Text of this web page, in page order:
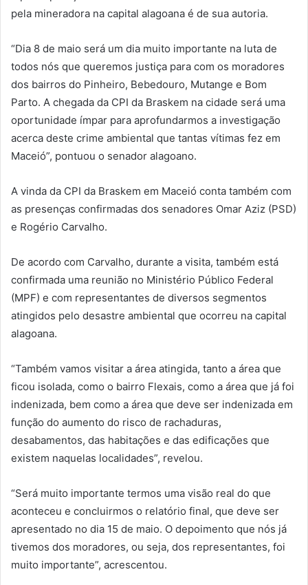
pela mineradora na capital alagoana é de sua autoria.
“Dia 8 de maio será um dia muito importante na luta de
todos nós que queremos justiça para com os moradores
dos bairros do Pinheiro, Bebedouro, Mutange e Bom
Parto. A chegada da CPI da Braskem na cidade será uma
oportunidade ímpar para aprofundarmos a investigação
acerca deste crime ambiental que tantas vítimas fez em
Maceió”, pontuou o senador alagoano.
A vinda da CPI da Braskem em Maceió conta também com
as presenças confirmadas dos senadores Omar Aziz (PSD)
e Rogério Carvalho.
De acordo com Carvalho, durante a visita, também está
confirmada uma reunião no Ministério Público Federal
(MPF) e com representantes de diversos segmentos
atingidos pelo desastre ambiental que ocorreu na capital
alagoana.
“Também vamos visitar a área atingida, tanto a área que
ficou isolada, como o bairro Flexais, como a área que já foi
indenizada, bem como a área que deve ser indenizada em
função do aumento do risco de rachaduras,
desabamentos, das habitações e das edificações que
existem naquelas localidades”, revelou.
“Será muito importante termos uma visão real do que
aconteceu e concluirmos o relatório final, que deve ser
apresentado no dia 15 de maio. O depoimento que nós já
tivemos dos moradores, ou seja, dos representantes, foi
muito importante”, acrescentou.